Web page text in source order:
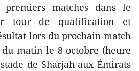
matches dans le
tour de qualification et
lors du prochain match
matin le 8 octobre (heure
de Sharjah aux Émirats